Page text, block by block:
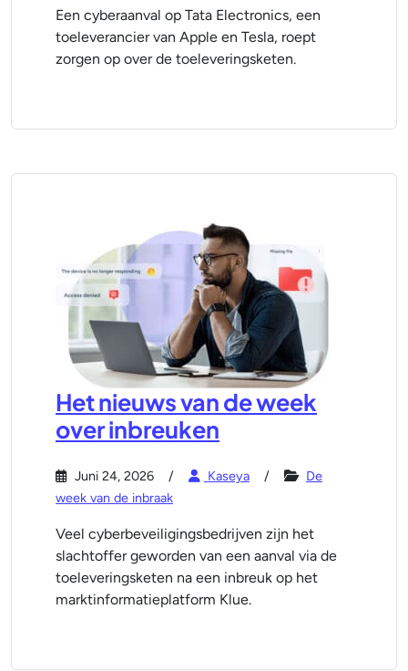
Een cyberaanval op Tata Electronics, een
toeleverancier van Apple en Tesla, roept
zorgen op over de toeleveringsketen.
Het nieuws van de week
over inbreuken
Juni 24, 2026 Kaseya
De
week van de inbraak
Veel cyberbeveiligingsbedrijven zijn het
slachtoffer geworden van een aanval via de
toeleveringsketen na een inbreuk op het
marktinformatieplatform Klue.